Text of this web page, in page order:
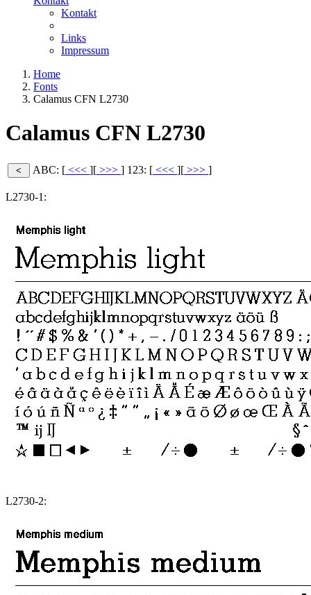
Kontakt
Links
Impressum
Home
Fonts
Calamus CFN L2730
Calamus CFN L2730
ABC: [ <<< ][ >>> ] 123: [ <<< ][ >>> ]
L2730-1:
L2730-2: